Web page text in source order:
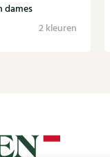
dames
2 kleuren